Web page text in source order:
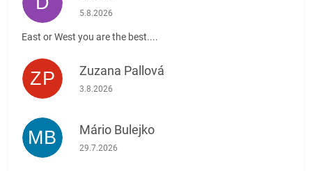
Hodnotenie obchodu je 5 z 5 hviezdičiek.
5.8.2026
East or West you are the best....
ZP Zuzana Pallová
Hodnotenie obchodu je 5 z 5 hviezdičiek.
3.8.2026
MB Mário Bulejko
Hodnotenie obchodu je 5 z 5 hviezdičiek.
29.7.2026